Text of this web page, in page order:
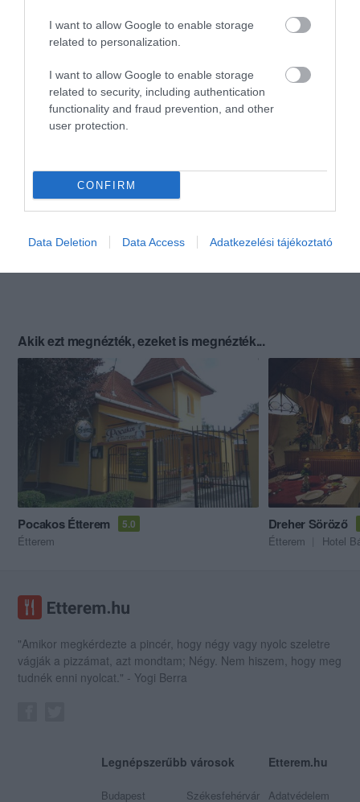
I want to allow Google to enable storage
related to personalization.
I want to allow Google to enable storage
related to security, including authentication
functionality and fraud prevention, and other
user protection.
CONFIRM
Data Deletion Data Access Adatkezelési tájékoztató
Akik ezt megnézték, ezeket is megnézték...
Pocakos Étterem 5.0
Étterem
Dreher Söröző
Étterem Hotel
"Amikor megkérdezte a pincér, hogy négy vagy nyolc szeletre
vágják a pizzámat, azt mondtam; Négy. Nem hiszem, hogy meg
tudnék enni nyolcat." - Yogi Berra
Legnépszerűbb városok
Budapest Székesfehérvár
Etterem.hu
Adatvédelem